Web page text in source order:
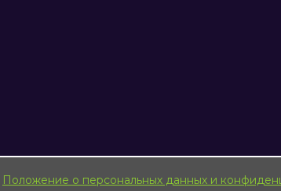
Положение о персональных данных и